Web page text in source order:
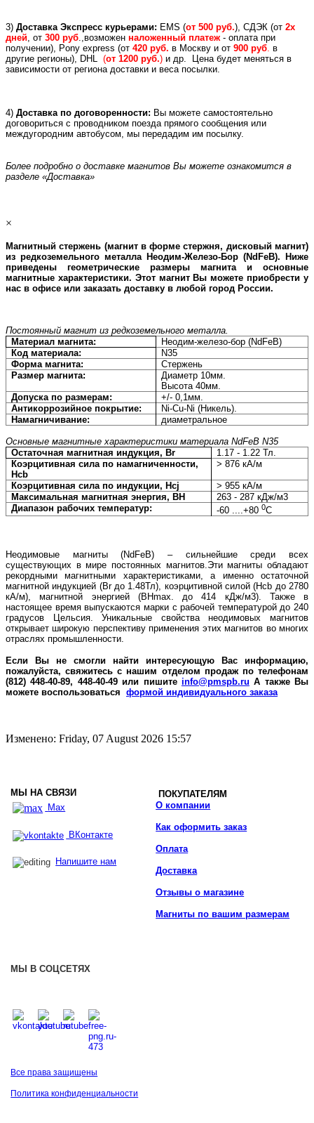
3) Доставка Экспресс курьерами: EMS (от 500 руб.), СДЭК (от 2х
дней, от 300 руб.,возможен наложенный платеж- оплата при
получении), Pony express (от 420 руб. в Москву и от 900 руб. в
другие регионы), DHL (от 1200 руб.) и др.
Цена будет меняться в
зависимости от региона доставки и веса посылки.
4) Доставка по договоренности: Вы можете самостоятельно
договориться с проводником поезда прямого сообщения или
междугородним автобусом, мы передадим им посылку.
Более подробно о доставке магнитов Вы можете ознакомится в
разделе «Доставка»
×
Магнитный стержень (магнит в форме стержня, дисковый магнит)
из редкоземельного металла Неодим-Железо-Бор (NdFeB). Ниже
приведены геометрические размеры магнита и основные
магнитные характеристики. Этот магнит Вы можете приобрести у
нас в офисе или заказать доставку в любой город России.
Постоянный магнит из редкоземельного металла.
Материал магнита:
Неодим-железо-бор (NdFeB)
Код материала:
N35
Форма магнита:
Стержень
Размер магнита:
Диаметр 10мм.
Высота 40мм.
Допуска по размерам:
+/- 0,1мм.
Антикоррозийное покрытие:
Ni-Cu-Ni (Никель).
Намагничивание:
диаметральное
Основные магнитные характеристики материала NdFeB N35
Остаточная магнитная индукция, Br
1 .17 - 1.22 Тл.
Коэрцитивная сила по намагниченности,
Hcb
> 876 кА/м
Коэрцитивная сила по индукции, Hcj
> 955 кА/м
Максимальная магнитная энергия, BH
263 - 287 кДж/м3
Диапазон рабочих температур:
-60 ....+800С
Неодимовые магниты (NdFeB) – сильнейшие среди всех
существующих в мире постоянных магнитов.Эти магниты обладают
рекордными магнитными характеристиками, а именно остаточной
магнитной индукцией (Brдо 1.48Тл), коэрцитивной силой (Hcb до 2780
кА/м), магнитной энергией (BHmax . до 414 кДж/м3). Также в
настоящее время выпускаются марки с рабочей температурой до 240
градусов Цельсия.Уникальные свойства неодимовых магнитов
открывает широкую перспективу применения этих магнитов во многих
отраслях промышленности.
Если Вы не смогли найти интересующую Вас информацию,
пожалуйста, свяжитесь с нашим отделом продаж по телефонам
(812) 448-40-89, 448-40-49 или пишите info@pmspb.ru А также Вы
можете воспользоваться формой индивидуального заказа
Изменено: Friday, 07 August 2026 15:57
МЫ НА СВЯЗИ
ПОКУПАТЕЛЯМ
Max
ВКонтакте
Напишите нам
О компании
Как оформить заказ
Оплата
Доставка
Отзывы о магазине
Магниты по вашим размерам
МЫ В СОЦСЕТЯХ
Все права защищены
Политика конфиденциальности